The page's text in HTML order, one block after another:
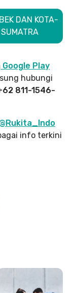
DAN KOTA-
Google Play
hubungi
811-1546-
info terkini